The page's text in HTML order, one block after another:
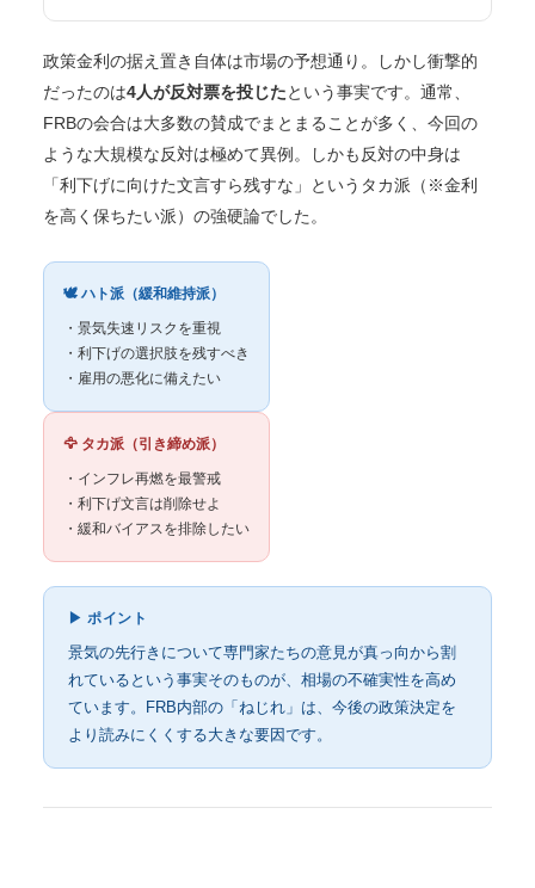
政策金利の据え置き自体は市場の予想通り。しかし衝撃的
だったのは4人が反対票を投じたという事実です。通常、
FRBの会合は大多数の賛成でまとまることが多く、今回の
ような大規模な反対は極めて異例。しかも反対の中身は
「利下げに向けた文言すら残すな」というタカ派（※金利
を高く保ちたい派）の強硬論でした。
🕊 ハト派（緩和維持派）
・景気失速リスクを重視
・利下げの選択肢を残すべき
・雇用の悪化に備えたい
🦅 タカ派（引き締め派）
・インフレ再燃を最警戒
・利下げ文言は削除せよ
・緩和バイアスを排除したい
▶ ポイント
景気の先行きについて専門家たちの意見が真っ向から割
れているという事実そのものが、相場の不確実性を高め
ています。FRB内部の「ねじれ」は、今後の政策決定を
より読みにくくする大きな要因です。